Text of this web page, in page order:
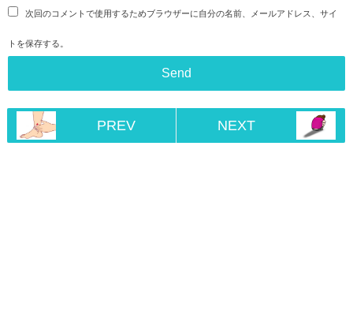
次回のコメントで使用するためブラウザーに自分の名前、メールアドレス、サイ
トを保存する。
PREV NEXT